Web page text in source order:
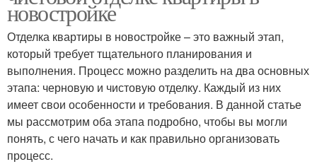
Использование в
современных стилях
Тенденции в
интерьерах
Архитектурные
тенденции
новостройке
Отделка квартиры в новостройке – это важный этап,
который требует тщательного планирования и
выполнения. Процесс можно разделить на два основных
этапа: черновую и чистовую отделку. Каждый из них
имеет свои особенности и требования. В данной статье
мы рассмотрим оба этапа подробно, чтобы вы могли
понять, с чего начать и как правильно организовать
процесс.